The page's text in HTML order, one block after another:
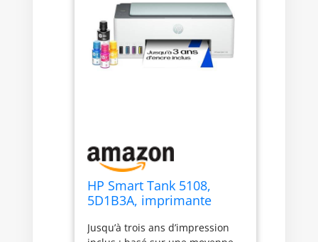
HP Smart Tank 5108,
5D1B3A, imprimante
réservoir d'encre Haute
Jusqu’à trois ans d’impression